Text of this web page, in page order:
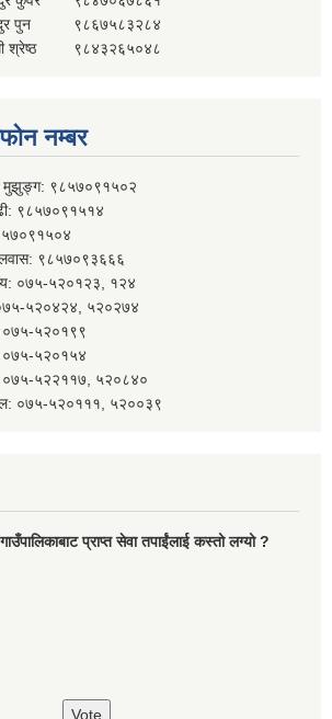
पुन
९८६७५८३२८४
श्रेष्ठ ९८४३२६५०४८
नम्बर
मुझुङ्ग: ९८५७०९१५०२
९८५७०९१५१४
९८५७०९३६६६
०७५-५२०१२३, १२४
५२०४२४, ५२०२७४
०७५-५२०१९९
०७५-५२०१५४
०७५-५२२११७, ५२०८४०
०७५-५२०१११, ५२००३९
प्राप्त सेवा तपाईंलाई कस्तो लग्यो ?